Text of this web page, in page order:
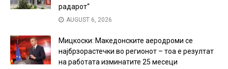
радарот“
AUGUST 6, 2026
Мицкоски: Македонските аеродроми се
најбрзорастечки во регионот – тоа е резултат
на работата изминатите 25 месеци